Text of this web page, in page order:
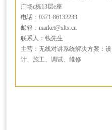
广场c栋13层e座
电话：0371-86132233
邮箱：market@xltx.cn
联系人：钱先生
主营：无线对讲系统解决方案：设
计、施工、调试、维修